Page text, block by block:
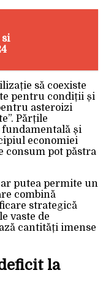
si
să coexiste
pentru condiții și
asteroizi
Părțile
și
economiei
consum pot păstra
putea permite un
combină
strategică
vaste de
cantități imense
la